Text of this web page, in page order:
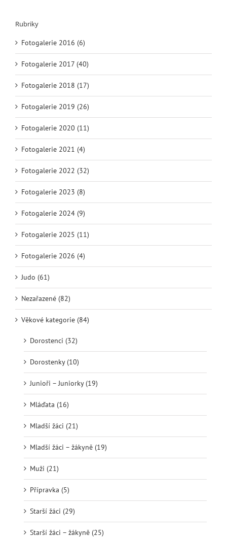
Rubriky
Fotogalerie 2016 (6)
Fotogalerie 2017 (40)
Fotogalerie 2018 (17)
Fotogalerie 2019 (26)
Fotogalerie 2020 (11)
Fotogalerie 2021 (4)
Fotogalerie 2022 (32)
Fotogalerie 2023 (8)
Fotogalerie 2024 (9)
Fotogalerie 2025 (11)
Fotogalerie 2026 (4)
Judo (61)
Nezařazené (82)
Věkové kategorie (84)
Dorostenci (32)
Dorostenky (10)
Junioři – Juniorky (19)
Mláďata (16)
Mladší žáci (21)
Mladší žáci – žákyně (19)
Muži (21)
Přípravka (5)
Starší žáci (29)
Starší žáci – žákyně (25)